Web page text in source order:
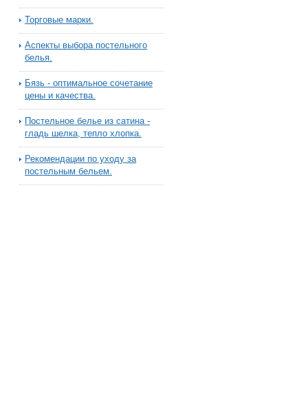
Торговые марки.
Аспекты выбора постельного
белья.
Бязь - оптимальное сочетание
цены и качества.
Постельное белье из сатина -
гладь шелка, тепло хлопка.
Рекомендации по уходу за
постельным бельем.